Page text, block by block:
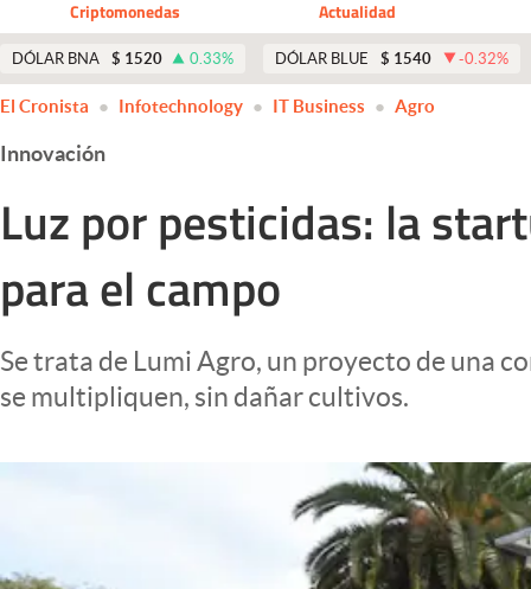
Apertura
Eventos Corporativos
El Cronista Studio
Mediakit
Criptomonedas Actualidad
DÓLAR BNA $ 1520 0.33% DÓLAR BLUE $ 1540 -0.32%
El Cronista Infotechnology IT Business Agro
Innovación
Luz por pesticidas: la
para el campo
Se trata de Lumi Agro, un proyecto de una
se multipliquen, sin dañar cultivos.